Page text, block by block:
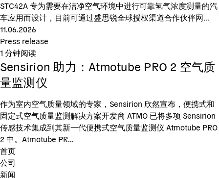
STC42A 专为需要在洁净空气环境中进行可靠氢气浓度测量的汽
车应用而设计，目前可通过盛思锐全球授权渠道合作伙伴网...
11.06.2026
Press release
1 分钟阅读
Sensirion 助力：Atmotube PRO 2 空气质
量监测仪
作为室内空气质量领域的专家，Sensirion 欣然宣布，便携式和
固定式空气质量监测解决方案开发商 ATMO 已将多项 Sensirion
传感技术集成到其新一代便携式空气质量监测仪 Atmotube PRO
2 中。Atmotube PR...
首页
公司
新闻